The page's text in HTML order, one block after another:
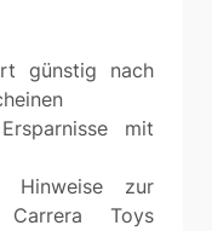
günstig nach
mit
Hinweise zur
Toys